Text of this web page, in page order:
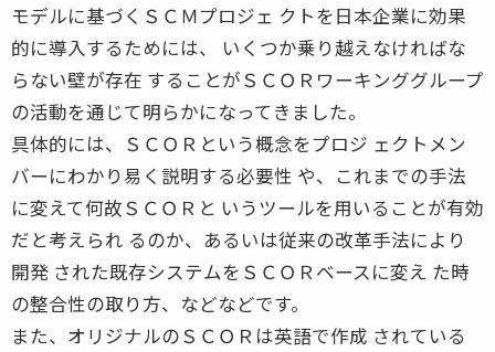
モデルに基づくＳＣＭプロジェ クトを日本企業に効果
的に導入するためには、 いくつか乗り越えなければな
らない壁が存在 することがＳＣＯＲワーキンググループ
の活動を通じて明らかになってきました。
具体的には、ＳＣＯＲという概念をプロジ ェクトメン
バーにわかり易く説明する必要性 や、これまでの手法
に変えて何故ＳＣＯＲと いうツールを用いることが有効
だと考えられ るのか、あるいは従来の改革手法により
開発 された既存システムをＳＣＯＲベースに変え た時
の整合性の取り方、などなどです。
また、オリジナルのＳＣＯＲは英語で作成 されている